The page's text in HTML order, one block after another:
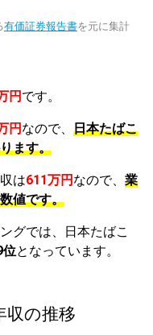
有価証券報告書を元に集計
円 です。
円 なので、 日本たばこ
ます。
は611万円 なので、 業
値です。
グでは、日本たばこ
位となっています。
収の推移